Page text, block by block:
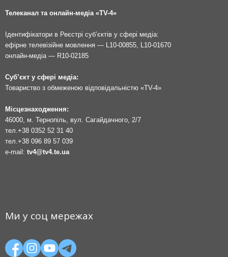
Телеканал та онлайн-медіа «TV-4»
Ідентифікатори в Реєстрі суб’єктів у сфері медіа:
ефірне телевізійне мовлення — L10-00855, L10-01670
онлайн-медіа — R10-02185
Суб’єкт у сфері медіа:
Товариство з обмеженою відповідальністю «TV-4»
Місцезнаходження:
46000, м. Тернопіль, вул. Сагайдачного, 2/7
тел. +38 0352 52 31 40
тел. +38 096 89 57 039
e-mail: tv4@tv4.te.ua
Ми у соц мережах